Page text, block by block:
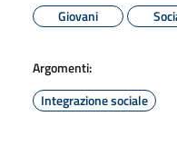
Giovani
Argomenti:
Integrazione sociale